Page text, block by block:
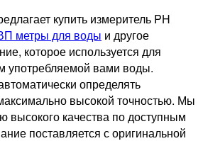
купить измеритель PH
метры для воды и другое
которое используется для
употребляемой вами воды.
определять
высокой точностью. Мы
высокого качества по доступным
поставляется с оригинальной